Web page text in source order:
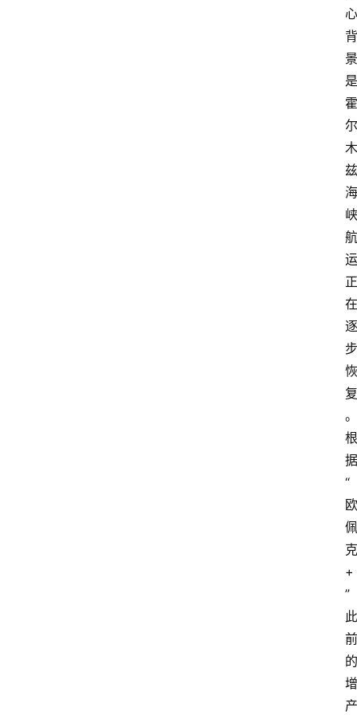
心
背
景
是
霍
尔
木
兹
海
峡
航
运
正
在
逐
步
恢
复
。
根
据
“
欧
佩
克
+
”
此
前
的
增
产